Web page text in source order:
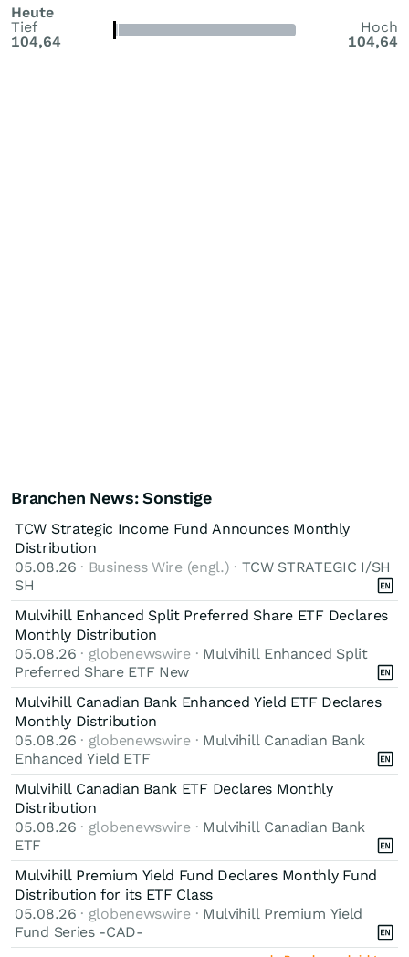
Heute
Tief
104,64
Hoch
104,64
Branchen News: Sonstige
TCW Strategic Income Fund Announces Monthly
Distribution
05.08.26 · Business Wire (engl.) · TCW STRATEGIC I/SH
SH
Mulvihill Enhanced Split Preferred Share ETF Declares
Monthly Distribution
05.08.26 · globenewswire · Mulvihill Enhanced Split
Preferred Share ETF New
Mulvihill Canadian Bank Enhanced Yield ETF Declares
Monthly Distribution
05.08.26 · globenewswire · Mulvihill Canadian Bank
Enhanced Yield ETF
Mulvihill Canadian Bank ETF Declares Monthly
Distribution
05.08.26 · globenewswire · Mulvihill Canadian Bank
ETF
Mulvihill Premium Yield Fund Declares Monthly Fund
Distribution for its ETF Class
05.08.26 · globenewswire · Mulvihill Premium Yield
Fund Series -CAD-